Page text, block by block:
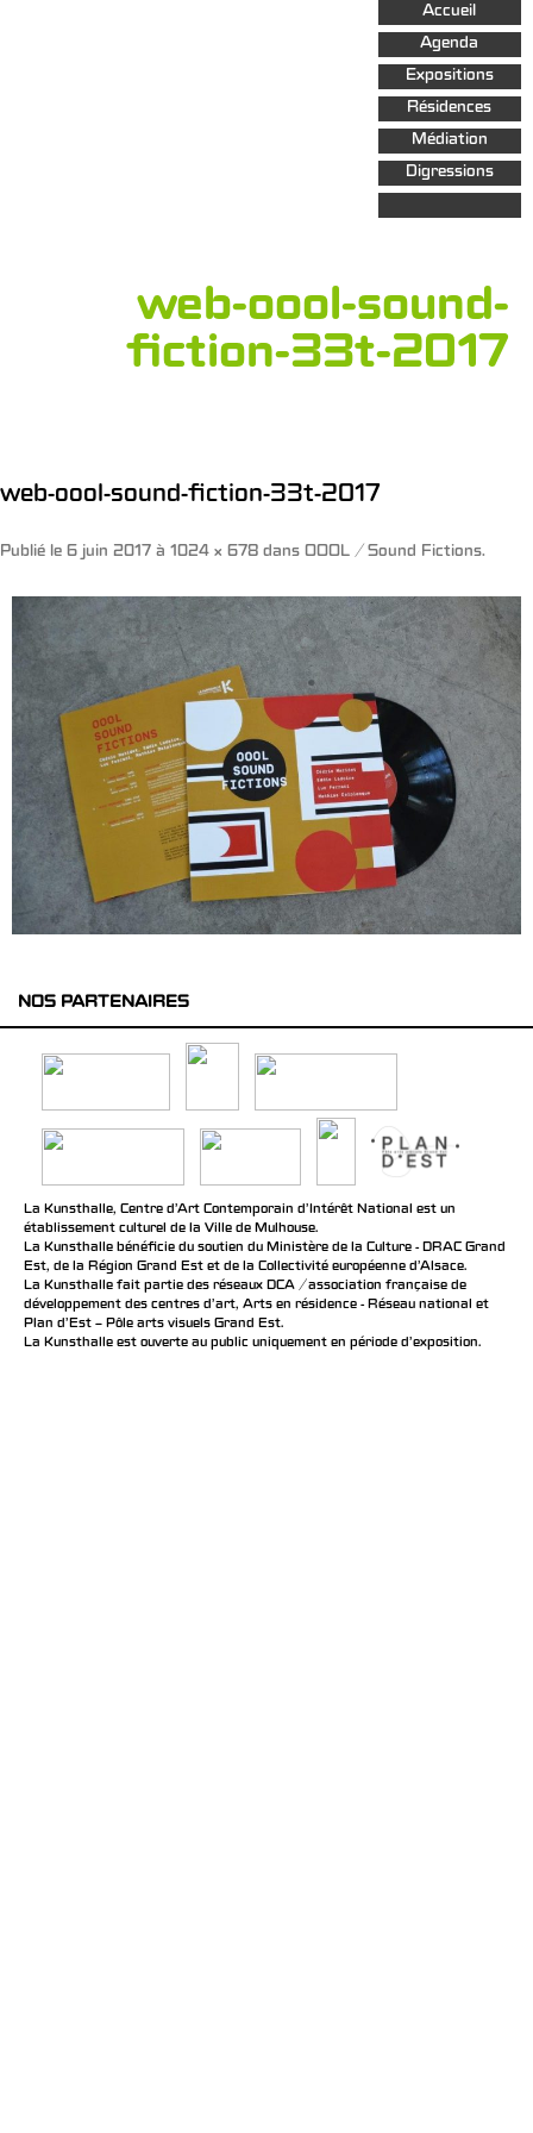
Aller au
contenu
principal
Accueil
Agenda
Expositions
Résidences
Médiation
Digressions
web-oool-sound-
fiction-33t-2017
web-oool-sound-fiction-33t-2017
Publié le 6 juin 2017 à 1024 × 678 dans OOOL / Sound Fictions.
NOS PARTENAIRES
La Kunsthalle, Centre d’Art Contemporain d’Intérêt National est un
établissement culturel de la Ville de Mulhouse.
La Kunsthalle bénéficie du soutien du Ministère de la Culture - DRAC Grand
Est, de la Région Grand Est et de la Collectivité européenne d’Alsace.
La Kunsthalle fait partie des réseaux DCA / association française de
développement des centres d'art, Arts en résidence - Réseau national et
Plan d’Est – Pôle arts visuels Grand Est.
La Kunsthalle est ouverte au public uniquement en période d'exposition.